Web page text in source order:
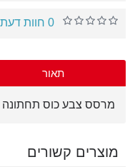
0 חוות דעת
תאור
מרסס צבע כוס תחתונה
מוצרים קשורים